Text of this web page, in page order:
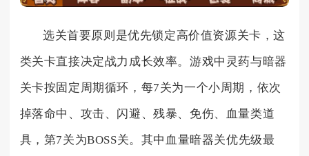
选关首要原则是优先锁定高价值资源关卡，这
类关卡直接决定战力成长效率。游戏中灵药与暗器
关卡按固定周期循环，每7关为一个小周期，依次
掉落命中、攻击、闪避、残暴、免伤、血量类道
具，第7关为BOSS关。其中血量暗器关优先级最